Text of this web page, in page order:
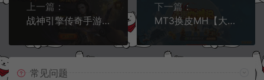
上一篇：
战神引擎传奇手游【仙域劫单职业免授权版[白猪3.1]】4月最新整理Win一键服务端+GM授权后台+安卓苹果双端+详细搭建教程+视频教程
下一篇：
MT3换皮MH【大唐西游记3】4月最新整理Linux手工服务端+源码+管理后台+GM后台+安卓苹果双端+详细搭建教程+视频教程
常见问题